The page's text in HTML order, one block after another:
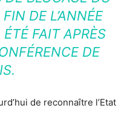
DE L’ANNÉE
FAIT APRÈS
DE
de reconnaître l’Etat